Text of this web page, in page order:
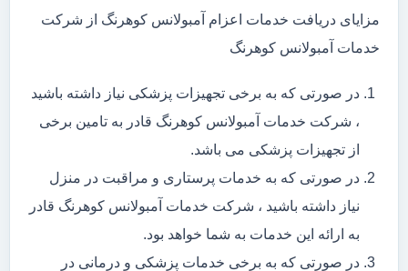
مزایای دریافت خدمات اعزام آمبولانس کوهرنگ از شرکت
خدمات آمبولانس کوهرنگ
در صورتی که به برخی تجهیزات پزشکی نیاز داشته باشید
، شرکت خدمات آمبولانس کوهرنگ قادر به تامین برخی
از تجهیزات پزشکی می باشد.
در صورتی که به خدمات پرستاری و مراقبت در منزل
نیاز داشته باشید ، شرکت خدمات آمبولانس کوهرنگ قادر
به ارائه این خدمات به شما خواهد بود.
در صورتی که به برخی خدمات پزشکی و درمانی در